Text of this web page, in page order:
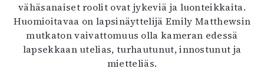
vähäsanaiset roolit ovat jykeviä ja luonteikkaita.
Huomioitavaa on lapsinäyttelijä Emily Matthewsin
mutkaton vaivattomuus olla kameran edessä
lapsekkaan utelias, turhautunut, innostunut ja
mietteliäs.